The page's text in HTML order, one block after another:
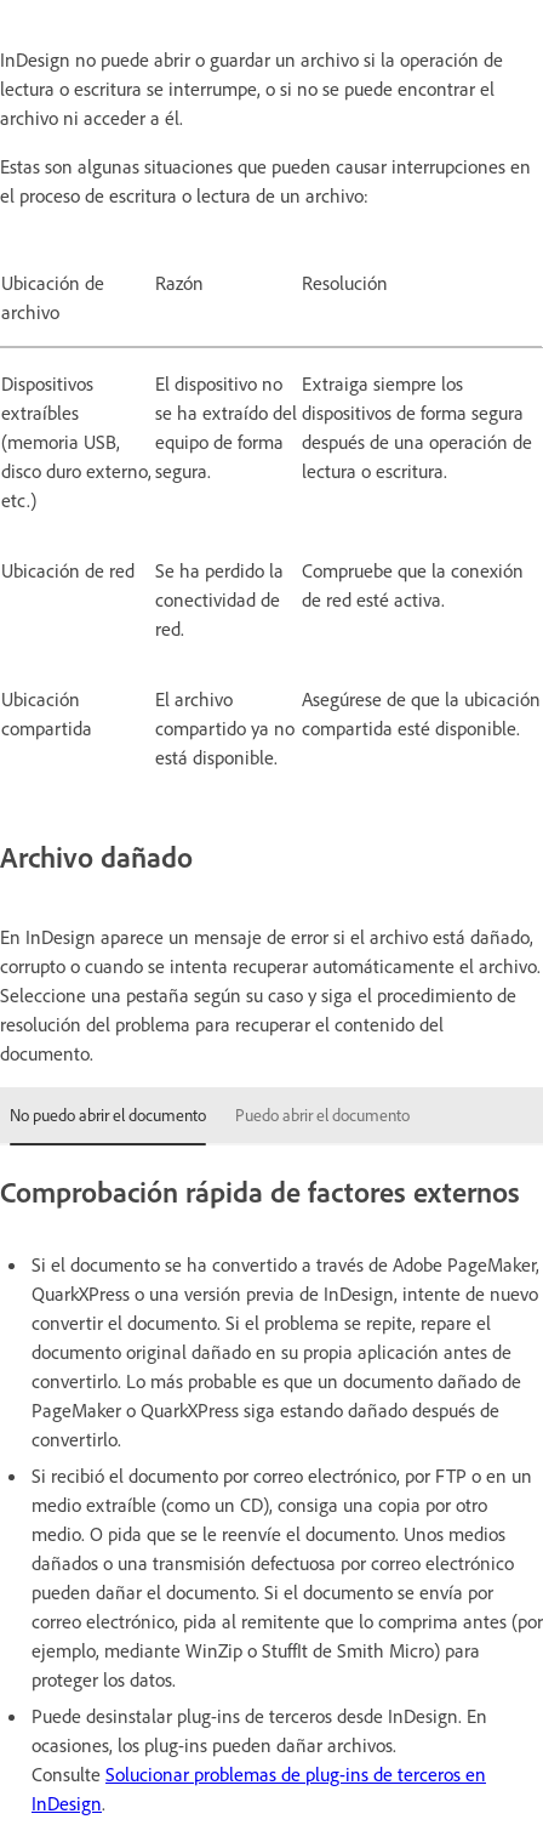
InDesign no puede abrir o guardar un archivo si la operación de
lectura o escritura se interrumpe, o si no se puede encontrar el
archivo ni acceder a él.
Estas son algunas situaciones que pueden causar interrupciones en
el proceso de escritura o lectura de un archivo:
Ubicación de
archivo
Razón Resolución
Dispositivos
extraíbles
(memoria USB,
disco duro externo,
etc.)
El dispositivo no
se ha extraído del
equipo de forma
segura.
Extraiga siempre los
dispositivos de forma segura
después de una operación de
lectura o escritura.
Ubicación de red
Se ha perdido la
conectividad de
red.
Compruebe que la conexión
de red esté activa.
Ubicación
compartida
El archivo
compartido ya no
está disponible.
Asegúrese de que la ubicación
compartida esté disponible.
Archivo dañado
En InDesign aparece un mensaje de error si el archivo está dañado,
corrupto o cuando se intenta recuperar automáticamente el archivo.
Seleccione una pestaña según su caso y siga el procedimiento de
resolución del problema para recuperar el contenido del
documento.
No puedo abrir el documento Puedo abrir el documento
Comprobación rápida de factores externos
Si el documento se ha convertido a través de Adobe PageMaker,
QuarkXPress o una versión previa de InDesign, intente de nuevo
convertir el documento. Si el problema se repite, repare el
documento original dañado en su propia aplicación antes de
convertirlo. Lo más probable es que un documento dañado de
PageMaker o QuarkXPress siga estando dañado después de
convertirlo.
Si recibió el documento por correo electrónico, por FTP o en un
medio extraíble (como un CD), consiga una copia por otro
medio. O pida que se le reenvíe el documento. Unos medios
dañados o una transmisión defectuosa por correo electrónico
pueden dañar el documento. Si el documento se envía por
correo electrónico, pida al remitente que lo comprima antes (por
ejemplo, mediante WinZip o StuffIt de Smith Micro) para
proteger los datos.
Puede desinstalar plug-ins de terceros desde InDesign. En
ocasiones, los plug-ins pueden dañar archivos.
Consulte Solucionar problemas de plug-ins de terceros en
InDesign.